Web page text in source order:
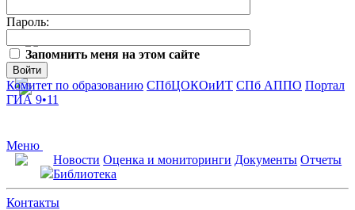
Пароль:
Запомнить меня на этом сайте
Войти
Комитет по образованию СПбЦОКОиИТ СПб АППО Портал
ГИА 9•11
Меню
Новости Оценка и мониторинги Документы Отчеты
Библиотека
Контакты